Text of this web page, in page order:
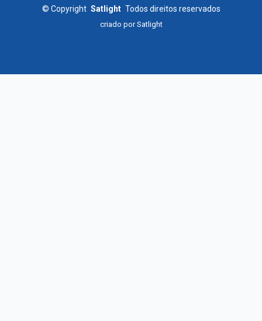
© Copyright Satlight Todos direitos reservados
criado porSatlight